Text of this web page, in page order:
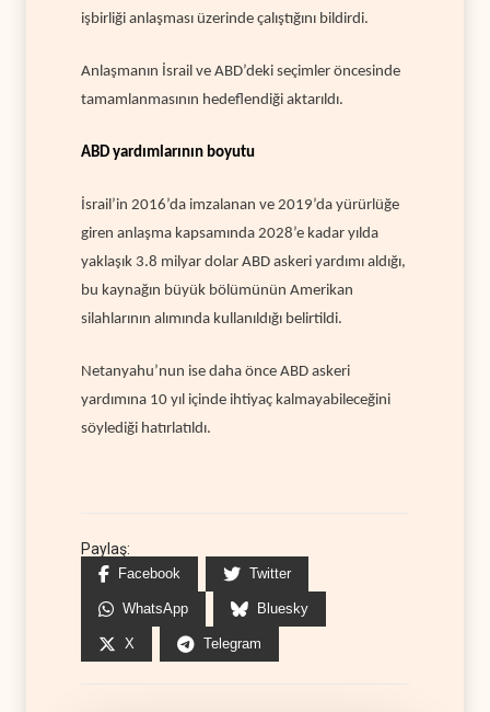
işbirliği anlaşması üzerinde çalıştığını bildirdi.
Anlaşmanın İsrail ve ABD’deki seçimler öncesinde
tamamlanmasının hedeflendiği aktarıldı.
ABD yardımlarının boyutu
İsrail’in 2016’da imzalanan ve 2019’da yürürlüğe
giren anlaşma kapsamında 2028’e kadar yılda
yaklaşık 3.8 milyar dolar ABD askeri yardımı aldığı,
bu kaynağın büyük bölümünün Amerikan
silahlarının alımında kullanıldığı belirtildi.
Netanyahu’nun ise daha önce ABD askeri
yardımına 10 yıl içinde ihtiyaç kalmayabileceğini
söylediği hatırlatıldı.
Paylaş:
Facebook Twitter
WhatsApp Bluesky
X Telegram